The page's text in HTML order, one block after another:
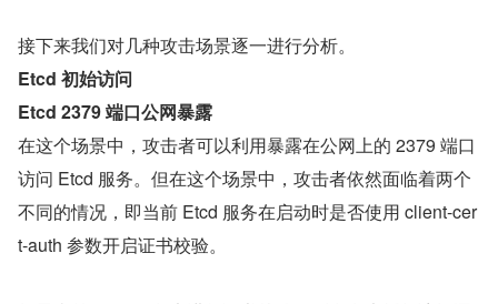
接下来我们对几种攻击场景逐一进行分析。
Etcd 初始访问
Etcd 2379 端口公网暴露
在这个场景中，攻击者可以利用暴露在公网上的 2379 端口
访问 Etcd 服务。但在这个场景中，攻击者依然面临着两个
不同的情况，即当前 Etcd 服务在启动时是否使用 client-cer
t-auth 参数开启证书校验。